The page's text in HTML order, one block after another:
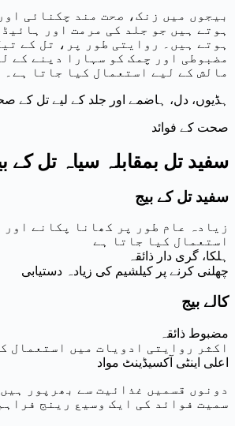
بیجوں میں زنک، صحت مند چکنائی
ہوتے ہیں جو جلد کی مرمت اور
ہوتے ہیں۔ روایتی طور پر، تل کے
مضبوطی اور چمک کو سہارا دینے کے
مالش کے لیے استعمال کیا جاتا ہے۔
صحت کے فوائد
سفید تل بمقابلہ سیاہ تل کے
سفید تل کے بیج
زیادہ عام طور پر کھانا پکانے اور
استعمال کیا جاتا ہے
ہلکا، گری دار ذائقہ
چھلنی کرنے پر کیلشیم کی زیادہ دستیابی
کالے بیج
مضبوط ذائقہ
اکثر روایتی ادویات میں استعمال
اعلی اینٹی آکسیڈینٹ مواد
دونوں قسمیں غذائیت سے بھرپور
سمیت فوائد کی ایک وسیع رینج